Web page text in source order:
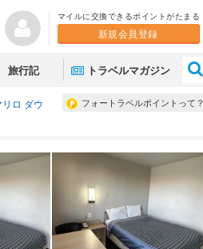
マイルに交換できるポイントがたまる
新規会員登録
旅行記 トラベルマガジン
フォートラベルポイントって？
ロ ダウ